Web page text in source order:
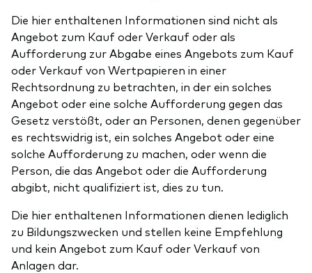
Die hier enthaltenen Informationen sind nicht als
Angebot zum Kauf oder Verkauf oder als
Aufforderung zur Abgabe eines Angebots zum Kauf
oder Verkauf von Wertpapieren in einer
Rechtsordnung zu betrachten, in der ein solches
Angebot oder eine solche Aufforderung gegen das
Gesetz verstößt, oder an Personen, denen gegenüber
es rechtswidrig ist, ein solches Angebot oder eine
solche Aufforderung zu machen, oder wenn die
Person, die das Angebot oder die Aufforderung
abgibt, nicht qualifiziert ist, dies zu tun.
Die hier enthaltenen Informationen dienen lediglich
zu Bildungszwecken und stellen keine Empfehlung
und kein Angebot zum Kauf oder Verkauf von
Anlagen dar.